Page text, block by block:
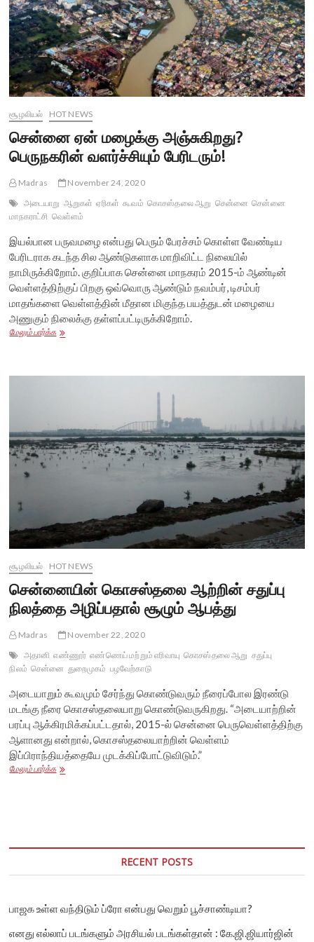
சூழலியல் HOT NEWS
சென்னை ஏன் மழைக்கு அஞ்சுகிறது?
பெருநகரின் வளர்ச்சியும் பேரிடரும்!
Madras
November 24, 2020
அடையாறு ஆறுகள் ஏரிகள் கூவம் கொசஸ்தலை ஆறு சென்னை சென்னை
மாநகராட்சி வெள்ளம்
இயல்பான பருவமழை என்பது பெரும் பேரச்சம் கொள்ள வேண்டிய
பேரிடராக கடந்த சில ஆண்டுகளாக மாறிவிட்ட நிலையில்
நாமிருக்கிறோம். குறிப்பாக சென்னை மாநகரம் 2015-ம் ஆண்டின்
வெள்ளத்திற்குப் பிறகு ஒவ்வொரு ஆண்டும் நவம்பர், டிசம்பர்
மாதங்களை வெள்ளத்தின் மீதான மிகுந்த பயத்துடன் மழையை
அணுகும் நிலைக்கு தள்ளப்பட்டிருக்கிறோம்.
மேலும் பார்க்கசென்னை
சூழலியல் HOT NEWS
சென்னையின் கொசஸ்தலை ஆற்றின் சதுப்பு
நிலத்தை அழிப்பதால் சூழும் ஆபத்து
Madras
November 22, 2020
அதானி எண்ணூர் எண்ணெய் மற்றும் எரிவாயு கொசஸ்தலை ஆறு சதுப்பு
நிலம் சென்னை துறைமுகம் பழவேற்காடு
அடையாறும் கூவமும் சேர்ந்து கொண்டுவரும் நீரைப்போல இரண்டு
மடங்கு நீரை கொசஸ்தலையாறு கொண்டுவருகிறது. “அடையாற்றின்
பரப்பு ஆக்கிரமிக்கப்பட்டதால், 2015-ல் சென்னை பெருவெள்ளத்திற்கு
ஆளானது என்றால், கொசஸ்தலையாற்றின் வெள்ளம்
இப்பிராந்தியத்தையே முடக்கிப்போட்டுவிடும்.”
மேலும் பார்க்கசென்னையின்
RECENT POSTS
பாஜக உள்ள வந்திடும் ப்ரோ என்பது வெறும் பூச்சாண்டியா?
எனது எல்லாப் படங்களும் அரசியல் படங்கள்தான் : கே.ஜி.ஜியார்ஜின்